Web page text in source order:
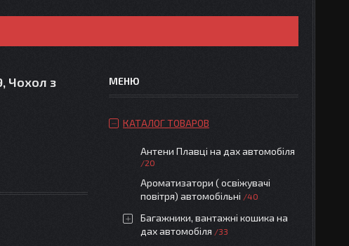
Чохол з
КАТАЛОГ ТОВАРОВ
Антени Плавці на дах автомобіля
20
Ароматизатори ( освіжувачі
повітря) автомобільні
40
Багажники, вантажні кошика на
дах автомобіля
33